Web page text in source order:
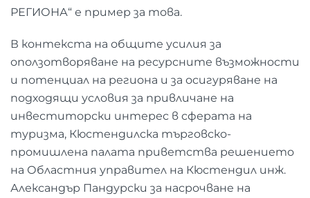
РЕГИОНА“ е пример за това.
В контекста на общите усилия за
оползотворяване на ресурсните възможности
и потенциал на региона и за осигуряване на
подходящи условия за привличане на
инвеститорски интерес в сферата на
туризма, Кюстендилска търговско-
промишлена палата приветства решението
на Областния управител на Кюстендил инж.
Александър Пандурски за насрочване на